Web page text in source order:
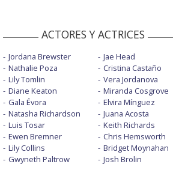
ACTORES Y ACTRICES
Jordana Brewster
Nathalie Poza
Lily Tomlin
Diane Keaton
Gala Évora
Natasha Richardson
Luis Tosar
Ewen Bremner
Lily Collins
Gwyneth Paltrow
Jae Head
Cristina Castaño
Vera Jordanova
Miranda Cosgrove
Elvira Mínguez
Juana Acosta
Keith Richards
Chris Hemsworth
Bridget Moynahan
Josh Brolin